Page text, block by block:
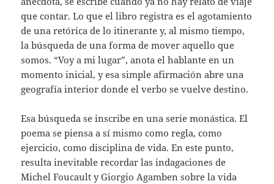
que contar. Lo que el libro registra es el agotamiento
de una retórica de lo itinerante y, al mismo tiempo,
la búsqueda de una forma de mover aquello que
somos. “Voy a mi lugar”, anota el hablante en un
momento inicial, y esa simple afirmación abre una
geografía interior donde el verbo se vuelve destino.
Esa búsqueda se inscribe en una serie monástica. El
poema se piensa a sí mismo como regla, como
ejercicio, como disciplina de vida. En este punto,
resulta inevitable recordar las indagaciones de
Michel Foucault y Giorgio Agamben sobre la vida